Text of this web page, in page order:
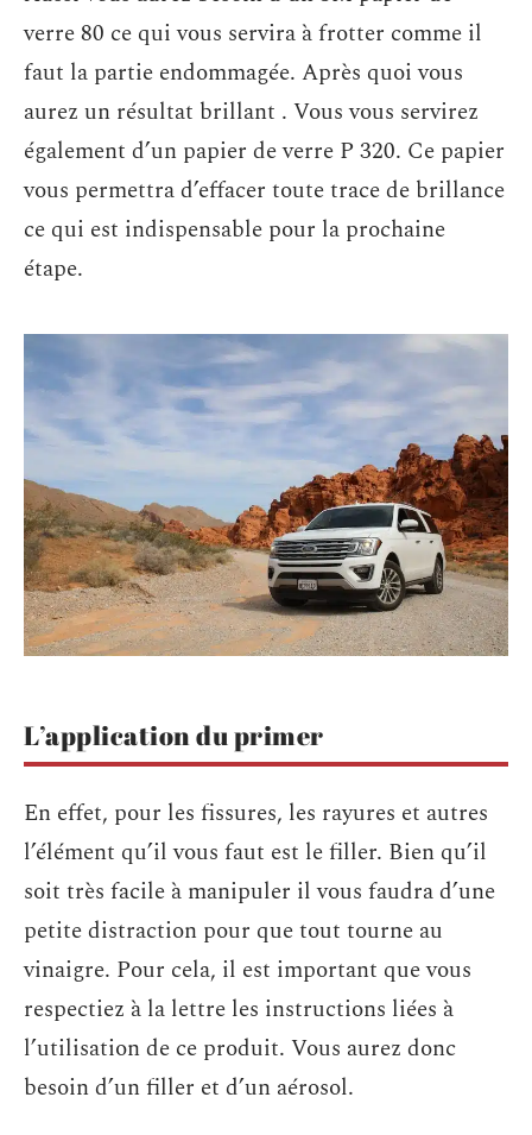
verre 80 ce qui vous servira à frotter comme il
faut la partie endommagée. Après quoi vous
aurez un résultat brillant . Vous vous servirez
également d’un papier de verre P 320. Ce papier
vous permettra d’effacer toute trace de brillance
ce qui est indispensable pour la prochaine
étape.
L’application du primer
En effet, pour les fissures, les rayures et autres
l’élément qu’il vous faut est le filler. Bien qu’il
soit très facile à manipuler il vous faudra d’une
petite distraction pour que tout tourne au
vinaigre. Pour cela, il est important que vous
respectiez à la lettre les instructions liées à
l’utilisation de ce produit. Vous aurez donc
besoin d’un filler et d’un aérosol.